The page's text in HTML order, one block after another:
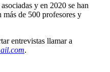
y en 2020 se han
más de 500 profesores y
entrevistas llamar a
.